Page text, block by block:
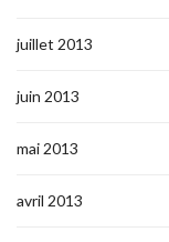
juillet 2013
juin 2013
mai 2013
avril 2013